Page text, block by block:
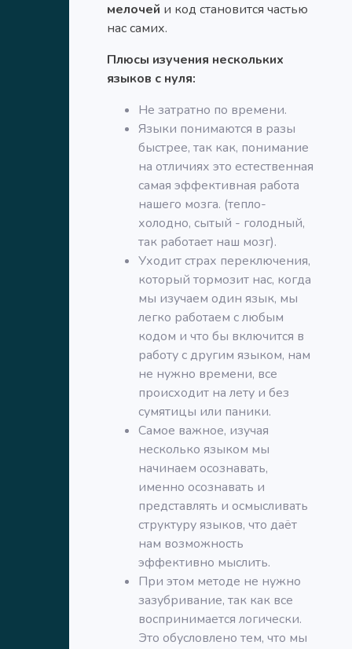
мелочей и код становится частью
нас самих.
Плюсы изучения нескольких
языков с нуля:
Не затратно по времени.
Языки понимаются в разы
быстрее, так как, понимание
на отличиях это естественная
самая эффективная работа
нашего мозга. (тепло-
холодно, сытый - голодный,
так работает наш мозг).
Уходит страх переключения,
который тормозит нас, когда
мы изучаем один язык, мы
легко работаем с любым
кодом и что бы включится в
работу с другим языком, нам
не нужно времени, все
происходит на лету и без
сумятицы или паники.
Самое важное, изучая
несколько языком мы
начинаем осознавать,
именно осознавать и
представлять и осмысливать
структуру языков, что даёт
нам возможность
эффективно мыслить.
При этом методе не нужно
зазубривание, так как все
воспринимается логически.
Это обусловлено тем, что мы